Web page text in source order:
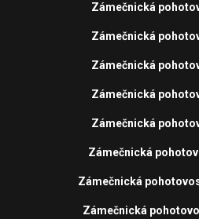
Zámečnická
Zámečnická
Zámečnická
Zámečnická
Zámečnická
Zámečnická
Zámečnická
Zámečnická